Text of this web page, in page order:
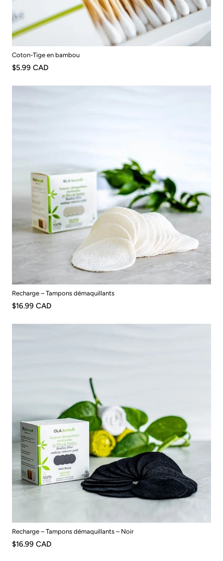
Coton-Tige en bambou
$5.99 CAD
Recharge – Tampons démaquillants
$16.99 CAD
Recharge – Tampons démaquillants – Noir
$16.99 CAD